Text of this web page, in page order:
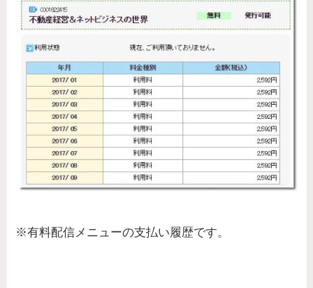
※有料配信メニューの支払い履歴です。